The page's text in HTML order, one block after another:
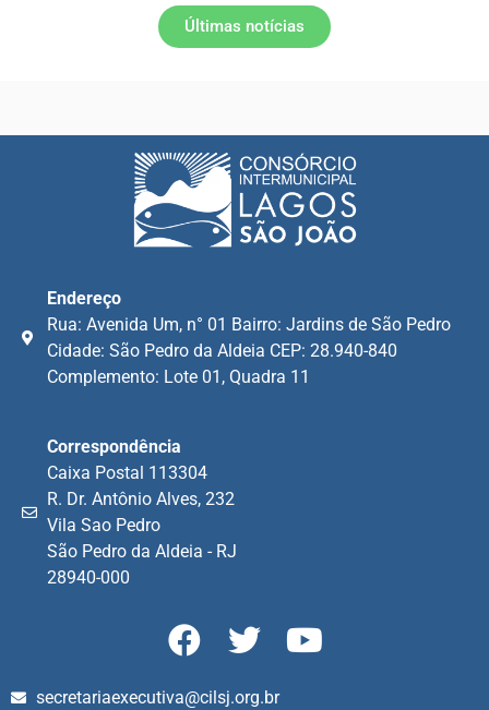
Últimas notícias
Endereço
Rua: Avenida Um, n° 01 Bairro: Jardins de São Pedro
Cidade: São Pedro da Aldeia CEP: 28.940-840
Complemento: Lote 01, Quadra 11
Correspondência
Caixa Postal 113304
R. Dr. Antônio Alves, 232
Vila Sao Pedro
São Pedro da Aldeia - RJ
28940-000
secretariaexecutiva@cilsj.org.br